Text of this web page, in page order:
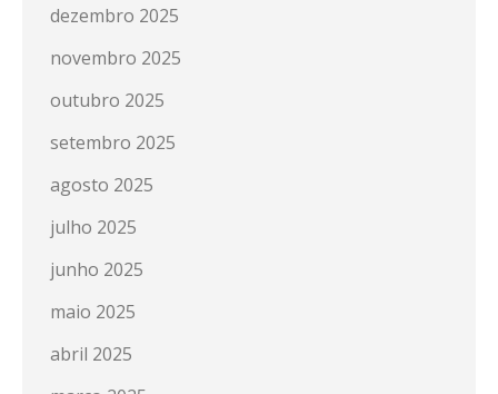
dezembro 2025
novembro 2025
outubro 2025
setembro 2025
agosto 2025
julho 2025
junho 2025
maio 2025
abril 2025